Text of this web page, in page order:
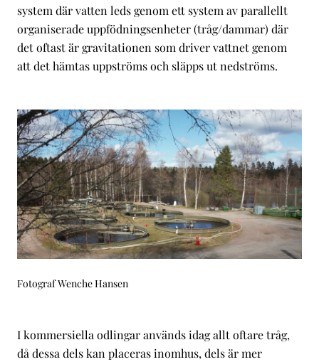
system där vatten leds genom ett system av parallellt
organiserade uppfödningsenheter (tråg/dammar) där
det oftast är gravitationen som driver vattnet genom
att det hämtas uppströms och släpps ut nedströms.
Fotograf Wenche Hansen
I kommersiella odlingar används idag allt oftare tråg,
då dessa dels kan placeras inomhus, dels är mer